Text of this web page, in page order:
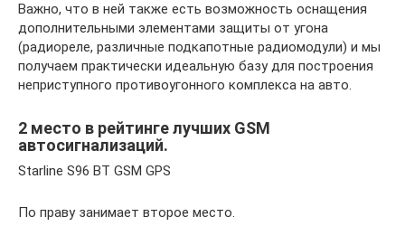
Важно, что в ней также есть возможность оснащения
дополнительными элементами защиты от угона
(радиореле, различные подкапотные радиомодули) и мы
получаем практически идеальную базу для построения
неприступного противоугонного комплекса на авто.
2 место в рейтинге лучших GSM
автосигнализаций.
Starline S96 BT GSM GPS
По праву занимает второе место.